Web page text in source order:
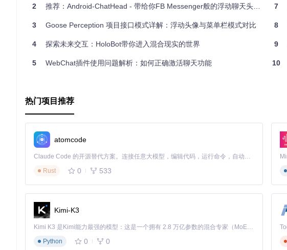
              _showFloatyHead();
            child: Text(
'Show Floaty Chathead'),
        ),
    );
final header = FloatyHeadHeader(
      title: FloatyHeadText(
        text:
        fontSize:
10,
        textColor: Colors.black45,
      ),
      padding: FloatyHeadPadding.setSymmetricPadding(
12 , 12),
        text:
"8989898989"
      ),
      decoration: FloatyHeadDecoration(startColor: Colors.grey[
      button: FloatyHeadButton(
          text:
"Personal"
2 推荐：Android-ChatHead - 带给你FB Messenger般的浮动聊天头体验
3 Goose Perception 项目接口模式详解：浮动头像与菜单栏模式对比
4 探索未来交互：HoloBot带你进入混合现实的世界
5 WebChat插件使用问题解析：如何正确激活聊天功能
7
8
9
10
热门项目推荐
atomcode
Claude Code 的开源替代方案。连接任意大模型，编辑代码，运行命令，自动验证 — 全自动执行。用 Rust 构建，极致性能。 ｜ An open-source alternative to Claude Code. Connect any LLM, edit code, run commands, and verify changes — autonomously. Built in Rust for speed. Get Started
Rust
0 533
Kimi-K3
Kimi K3 是Kimi能力最强的模型：这是一个拥有 2.8 万亿参数的混合专家（MoE）模型，具备原生视觉理解能力，并支持 100 万 token 的上下文窗口。
Python
0 0